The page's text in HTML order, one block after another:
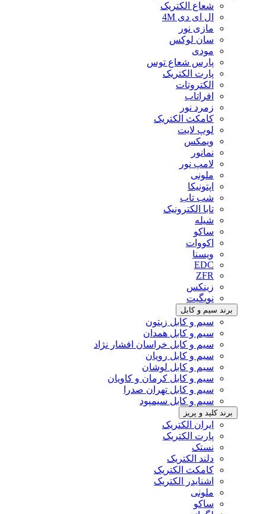
شعاع الکتریک
ال ای دی 4M
مازی نور
سان لوکس
مودی
پارس شعاع توس
پارت الکتریک
الکتروتات
افراتاب
زمرد نور
کامکث الکتریک
لوپ لایت
ویمکس
نمانور
لامپ نور
ملونی
اپتونیکا
شب تاب
تابا الکترونیک
شیله
ساکو
اکووات
ویسنا
EDC
ZFR
زینکس
نویگیت
برند سیم و کابل
سیم و کابل زیتون
سیم و کابل همدان
سیم و کابل خراسان افشار نژاد
سیم و کابل رویان
سیم و کابل لوشان
سیم و کابل کرمان و کاویان
سیم و کابل تهران صدرا
سیم و کابل سیمپود
برند کلید و پریز
ایران الکتریک
پارت الکتریک
نستک
دلند الکتریک
کامکث الکتریک
اشنایدر الکتریک
ملونی
ساکو